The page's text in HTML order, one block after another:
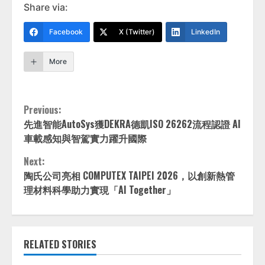
Share via:
Facebook X (Twitter) LinkedIn
More
Continue
Reading
Previous:
先進智能AutoSys獲DEKRA德凱ISO 26262流程認證 AI
車載感知與智駕實力躍升國際
Next:
陶氏公司亮相 COMPUTEX TAIPEI 2026，以創新熱管
理材料科學助力實現「AI Together」
RELATED STORIES